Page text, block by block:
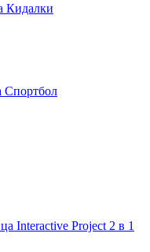
Кидалки
Спортбол
Interactive Project 2 в 1